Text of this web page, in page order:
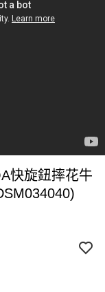
快旋鈕摔花牛